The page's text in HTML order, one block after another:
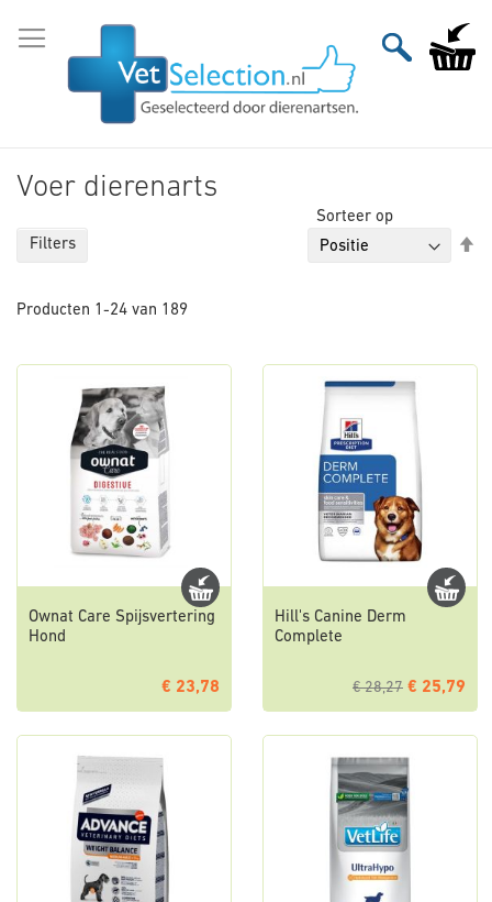
naar
Voer dierenarts
Producten 1 -24 van 189
Sorteer op
Ownat Care Spijsvertering
Hond
€ 23,78
Hill's Canine Derm
Complete
€ 28,27 € 25,79
Filters